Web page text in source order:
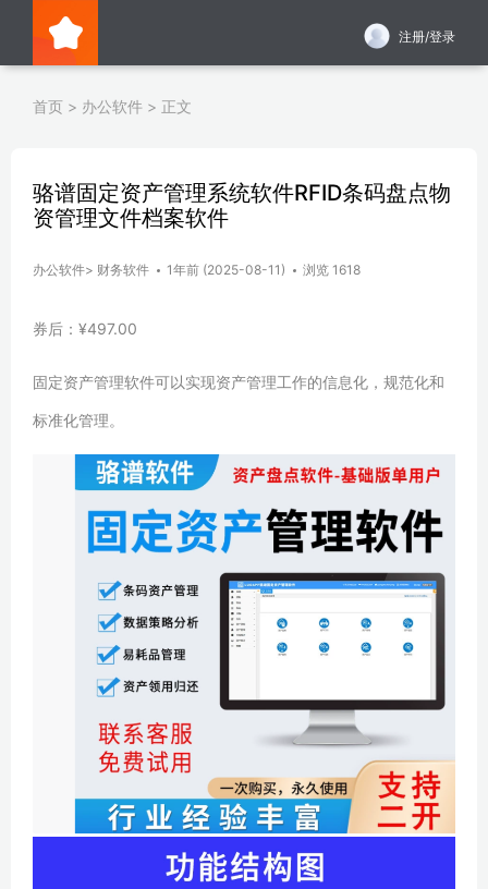
注册/登录
首页 > 办公软件 > 正文
骆谱固定资产管理系统软件RFID条码盘点物
资管理文件档案软件
办公软件> 财务软件 1年前 (2025-08-11) 浏览 1618
券后：¥497.00
固定资产管理软件可以实现资产管理工作的信息化，规范化和
标准化管理。